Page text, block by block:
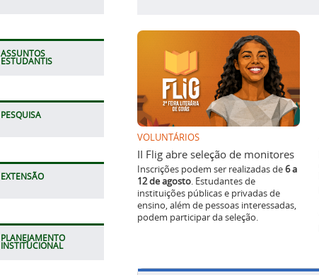
ASSUNTOS
ESTUDANTIS
PESQUISA
EXTENSÃO
PLANEJAMENTO
INSTITUCIONAL
VOLUNTÁRIOS
II Flig abre seleção de monitores
Inscrições podem ser realizadas de6 a
12 de agosto. Estudantes de
instituições públicas e privadas de
ensino, além de pessoas interessadas,
podem participar da seleção.